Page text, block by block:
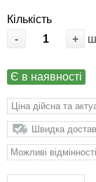
Кількість
-
+
Є в наявності
Ціна дійсна та
Швидка
Можливі
матеріали
Подарункові